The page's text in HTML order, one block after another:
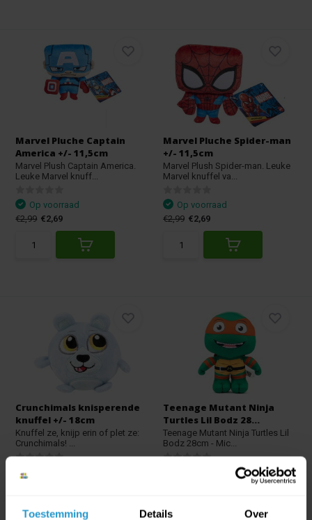
Toestemming Details Over
Marvel Pluche Captain
America +/- 11,5cm
Marvel Plush Captain America.
Leuke Marvel knuff...
Op voorraad
€2,99 €2,69
Marvel Pluche Spider-man
+/- 11,5cm
Marvel Plush Spider-man. Leuke
Marvel knuffel va...
Op voorraad
€2,99 €2,69
Crunchimals knisperende
knuffel +/- 18cm
Knuffel ze, knijp erin of plet ze:
Crunchimals! ...
Teenage Mutant Ninja
Turtles Lil Bodz 28...
Teenage Mutant Ninja Turtles Lil
Bodz 28cm - Mic...